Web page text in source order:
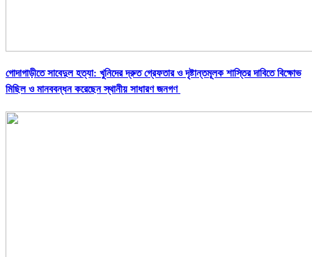
গোদাগাড়ীতে সাবেদুল হত্যা: খুনিদের দ্রুত গ্রেফতার ও দৃষ্টান্তমূলক শাস্তির দাবিতে বিক্ষোভ
মিছিল ও মানববন্ধন করেছেন স্থানীয় সাধারণ জনগণ